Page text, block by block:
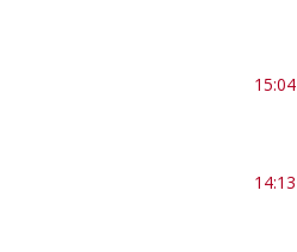
15:04
14:13